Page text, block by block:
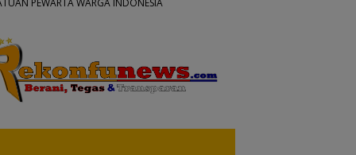
PEWARTA WARGA INDONESIA